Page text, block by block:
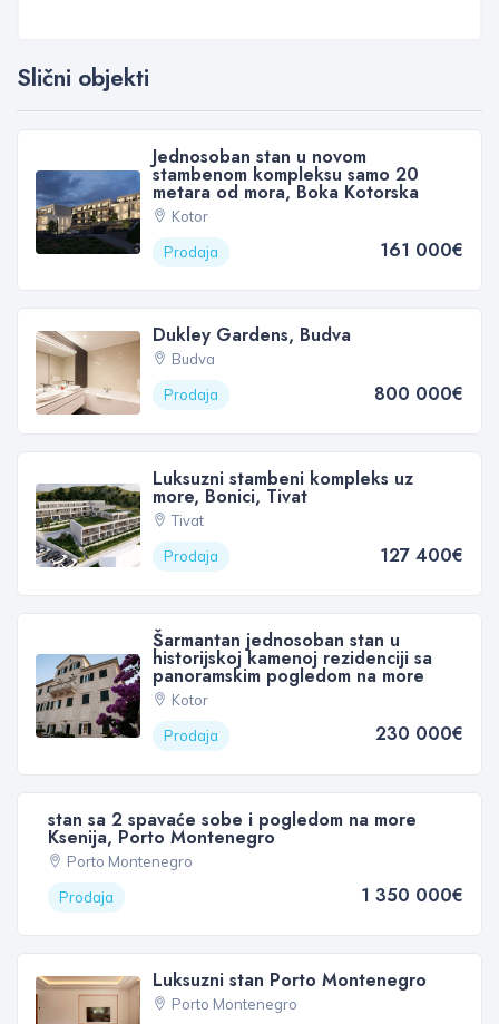
Slični objekti
Jednosoban stan u novom
stambenom kompleksu samo 20
metara od mora, Boka Kotorska
Kotor
Prodaja
161 000€
Dukley Gardens, Budva
Budva
Prodaja
800 000€
Luksuzni stambeni kompleks uz
more, Bonici, Tivat
Tivat
Prodaja
127 400€
Šarmantan jednosoban stan u
historijskoj kamenoj rezidenciji sa
panoramskim pogledom na more
Kotor
Prodaja
230 000€
stan sa 2 spavaće sobe i pogledom na more
Ksenija, Porto Montenegro
Porto Montenegro
Prodaja
1 350 000€
Luksuzni stan Porto Montenegro
Porto Montenegro